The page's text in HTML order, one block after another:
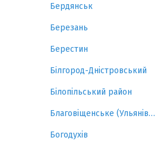
Бердянськ
Березань
Берестин
Білгород-Дністровський
Білопільський район
Благовіщенське (Ульянівка)
Богодухів